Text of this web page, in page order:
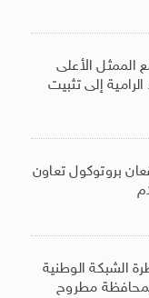
الممثل الأعلى
إلى تثبيت
بروتوكول تعاون
الشبكة الوطنية
بمحافظة مطروح